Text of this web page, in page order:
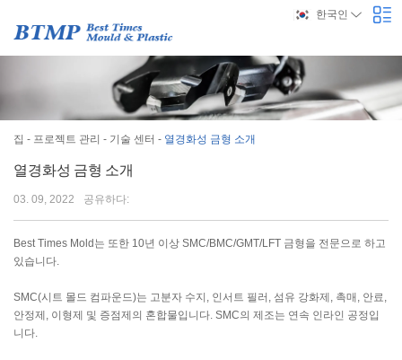
한국인
집 - 프로젝트 관리 - 기술 센터 - 열경화성 금형 소개
열경화성 금형 소개
03. 09, 2022 공유하다:
Best Times Mold는 또한 10년 이상 SMC/BMC/GMT/LFT 금형을 전문으로 하고
있습니다.
SMC(시트 몰드 컴파운드)는 고분자 수지, 인서트 필러, 섬유 강화제, 촉매, 안료,
안정제, 이형제 및 증점제의 혼합물입니다. SMC의 제조는 연속 인라인 공정입
니다.